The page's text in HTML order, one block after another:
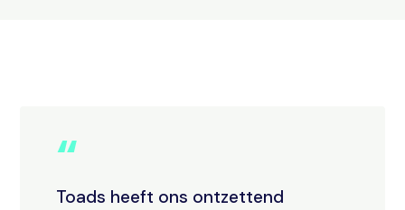
“
Toads heeft ons ontzettend